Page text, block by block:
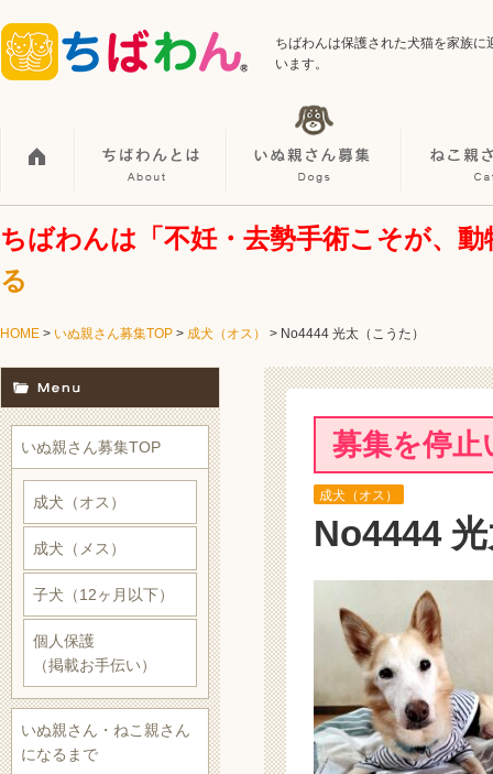
ちばわんは保護された犬猫を家族
います。
ちばわんは「不妊・去勢手術こそが、
る
HOME > いぬ親さん募集TOP > 成犬（オス） > No4444 光太（こうた）
募集を停
成犬（オス）
No4444
いぬ親さん募集TOP
成犬（オス）
成犬（メス）
子犬（12ヶ月以下）
個人保護
（掲載お手伝い）
いぬ親さん・ねこ親さん
になるまで